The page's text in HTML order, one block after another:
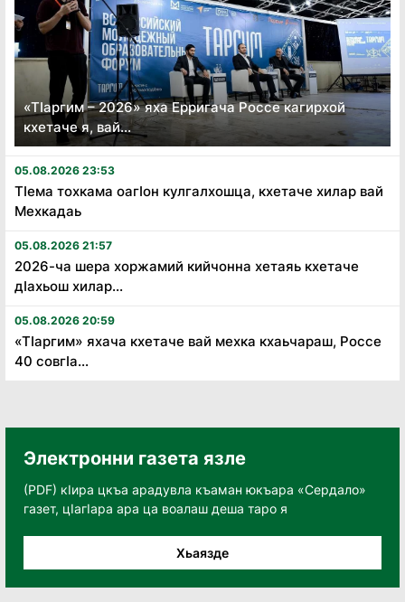
«Тӏаргим – 2026» яха Ерригача Россе кагирхой
кхетаче я, вай...
05.08.2026 23:53
Тӏема тохкама оагӏон кулгалхошца, кхетаче хилар вай
Мехкадаь
05.08.2026 21:57
2026-ча шера хоржамий кийчонна хетаяь кхетаче
дӏахьош хилар...
05.08.2026 20:59
«Тӏаргим» яхача кхетаче вай мехка кхаьчараш, Россе
40 совгӏа...
Электронни газета язле
(PDF) кӀира цкъа арадувла къаман юкъара «Сердало»
газет, цӀагӀара ара ца воалаш деша таро я
Хьаязде